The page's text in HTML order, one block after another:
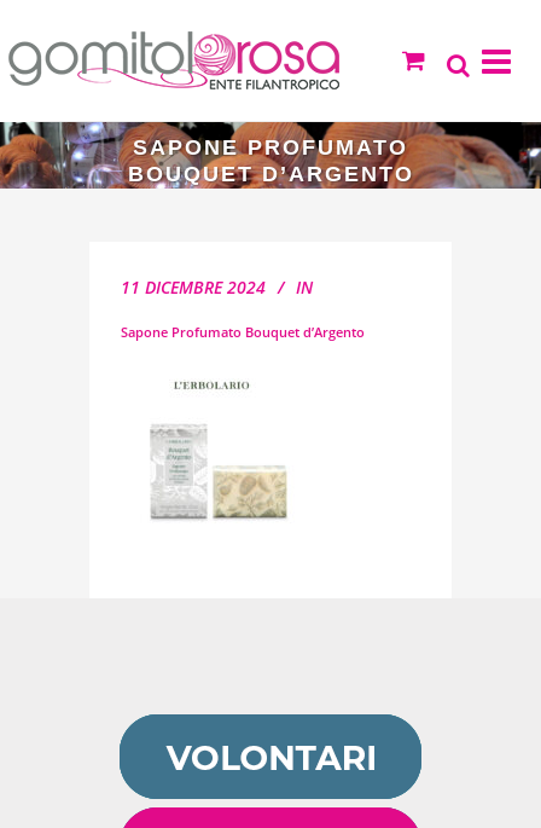
SAPONE PROFUMATO
BOUQUET D’ARGENTO
11 DICEMBRE 2024 IN
Sapone Profumato Bouquet d’Argento